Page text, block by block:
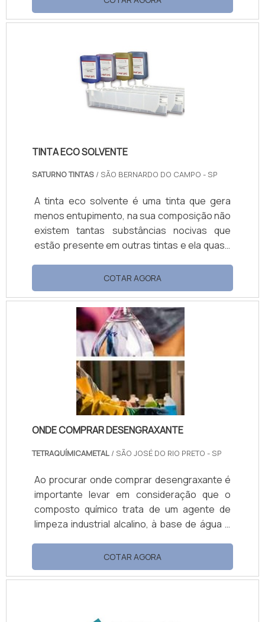
produção, o moinho de laboratório também é
essencial para realizar testes de dispersão
dispersar uma fórmula de até 1 galão em cada
lateral.Qualificações de um bom materialCom
adição de esferas de zircônio Silibeads, o
TINTA ECO SOLVENTE
SATURNO TINTAS / SÃO BERNARDO DO CAMPO - SP
A tinta eco solvente é uma tinta que gera
menos entupimento, na sua composição não
existem tantas substâncias nocivas que
estão presente em outras tintas e ela quase
prejudicial para a saúde das pessoas e do
meio ambiente. Alguns exemplos de
produtos a serem produzidos Rótulos;
Etiquetas adesivas; Imãs de geladeira;
Placas; Faixas; Banner´s; Entre outros.A
melhor empresa para adquirir a tinta eco
solvente A Saturno Tintas é uma empresa
100% Brasileira, que.
COTAR AGORA
ONDE COMPRAR DESENGRAXANTE
TETRAQUÍMICAMETAL / SÃO JOSÉ DO RIO PRETO - SP
Ao procurar onde comprar desengraxante é
importante levar em consideração que o
composto químico trata de um agente de
limpeza industrial alcalino, à base de água e
para limpeza perfeita, otimizando o tempo do
funcionário e gastando pouca água, tendo
em vista que essa linha de desengraxante
COTAR AGORA